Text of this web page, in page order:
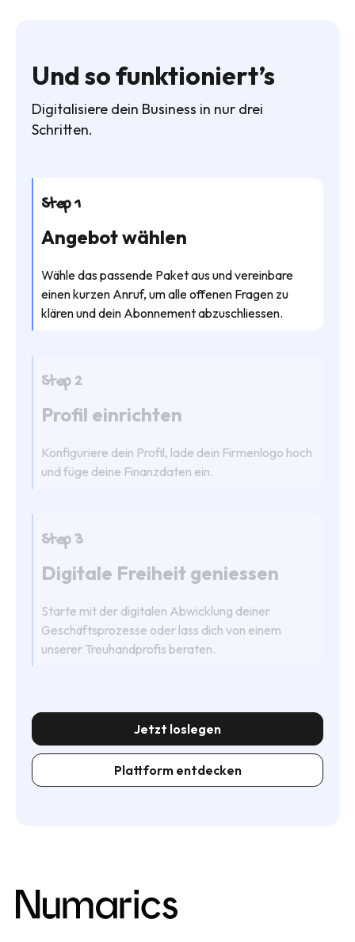
Und so funktioniert’s
Digitalisiere dein Business in nur drei
Schritten.
Step 1
Angebot wählen
Wähle das passende Paket aus und vereinbare
einen kurzen Anruf, um alle offenen Fragen zu
klären und dein Abonnement abzuschliessen.
Step 2
Profil einrichten
Konfiguriere dein Profil, lade dein Firmenlogo hoch
und füge deine Finanzdaten ein.
Step 3
Digitale Freiheit geniessen
Starte mit der digitalen Abwicklung deiner
Geschäftsprozesse oder lass dich von einem
unserer Treuhandprofis beraten.
Jetzt loslegen
Plattform entdecken